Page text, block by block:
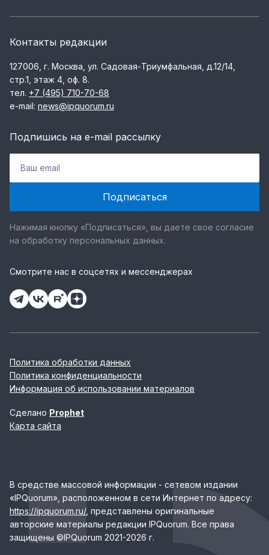
Контакты редакции
127006, г. Москва, ул. Садовая-Триумфальная, д.12/14,
стр.1, этаж 4, оф. 8.
тел. +7 (495) 710-70-68
e-mail: news@ipquorum.ru
Подпишись на e-mail рассылку
Нажимая кнопку «Подписаться», вы даете свое согласие
на обработку персональных данных.
Смотрите нас в соцсетях и мессенджерах
Политика обработки данных
Политика конфиденциальности
Информация об использовании материалов
Сделано Prophet
Карта сайта
В средстве массовой информации - сетевом издании
«IPQuorum», расположенном в сети Интернет по адресу:
https://ipquorum.ru/, представлены оригинальные
авторские материалы редакции IPQuorum. Все права
защищены ©IPQuorum 2021-2026 г.